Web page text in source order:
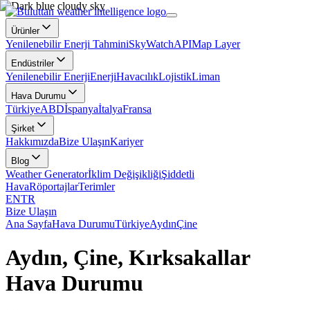
Ürünler
Yenilenebilir Enerji TahminiSkyWatchAPIMap Layer
Endüstriler
Yenilenebilir EnerjiEnerjiHavacılıkLojistikLiman
Hava Durumu
TürkiyeABDİspanyaİtalyaFransa
Şirket
HakkımızdaBize UlaşınKariyer
Blog
Weather Generatorİklim DeğişikliğiŞiddetli
HavaRöportajlarTerimler
ENTR
Bize Ulaşın
Ana SayfaHava DurumuTürkiyeAydınÇine
Aydın, Çine, Kırksakallar
Hava Durumu